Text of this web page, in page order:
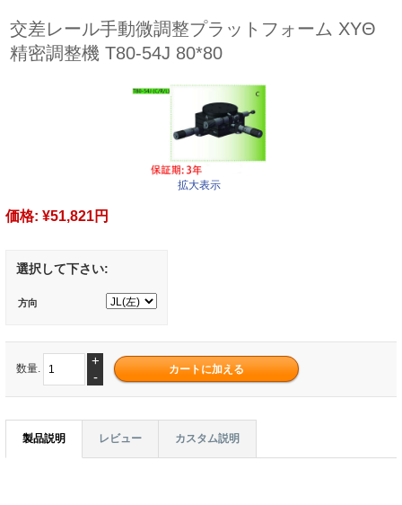
交差レール手動微調整プラットフォーム XYΘ
精密調整機 T80-54J 80*80
拡大表示
価格: ¥51,821円
選択して下さい:
方向
数量.
+
-
製品説明 レビュー カスタム説明